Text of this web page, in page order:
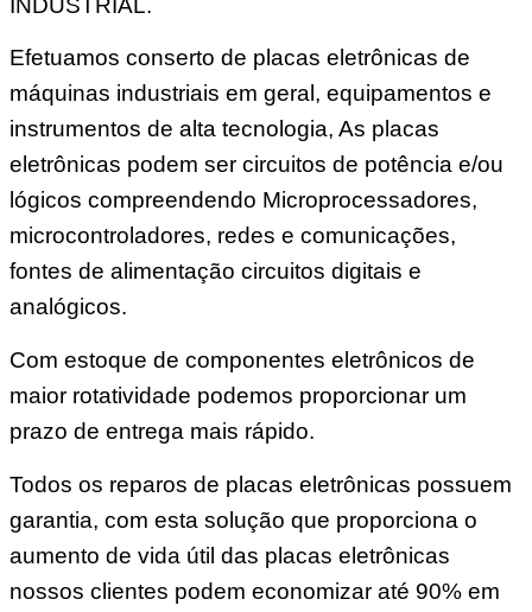
INDUSTRIAL.
Efetuamos conserto de placas eletrônicas de
máquinas industriais em geral, equipamentos e
instrumentos de alta tecnologia, As placas
eletrônicas podem ser circuitos de potência e/ou
lógicos compreendendo Microprocessadores,
microcontroladores, redes e comunicações,
fontes de alimentação circuitos digitais e
analógicos.
Com estoque de componentes eletrônicos de
maior rotatividade podemos proporcionar um
prazo de entrega mais rápido.
Todos os reparos de placas eletrônicas possuem
garantia, com esta solução que proporciona o
aumento de vida útil das placas eletrônicas
nossos clientes podem economizar até 90% em